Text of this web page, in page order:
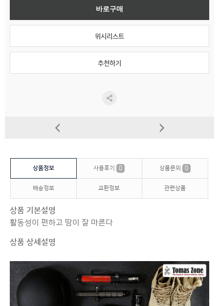
바로구매
위시리스트
추천하기
상품정보 사용후기 0 상품문의 0
배송정보 교환정보 관련상품
상품 기본설명
활동성이 편하고 땀이 잘 마른다
상품 상세설명